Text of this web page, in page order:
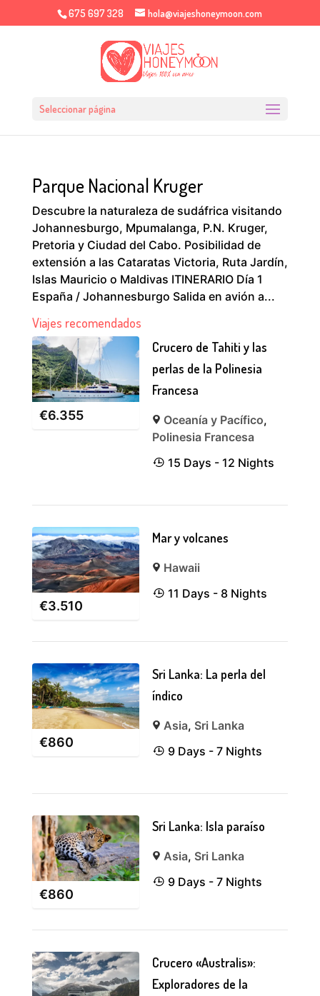
675 697 328 hola@viajeshoneymoon.com
Seleccionar página
Parque Nacional Kruger
Descubre la naturaleza de sudáfrica visitando
Johannesburgo, Mpumalanga, P.N. Kruger,
Pretoria y Ciudad del Cabo. Posibilidad de
extensión a las Cataratas Victoria, Ruta Jardín,
Islas Mauricio o Maldivas ITINERARIO Día 1
España / Johannesburgo Salida en avión a...
Viajes recomendados
€6.355
Crucero de Tahiti y las
perlas de la Polinesia
Francesa
Oceanía y Pacífico,
Polinesia Francesa
15 Days - 12 Nights
€3.510
Mar y volcanes
Hawaii
11 Days - 8 Nights
€860
Sri Lanka: La perla del
índico
Asia, Sri Lanka
9 Days - 7 Nights
€860
Sri Lanka: Isla paraíso
Asia, Sri Lanka
9 Days - 7 Nights
Crucero «Australis»:
Exploradores de la